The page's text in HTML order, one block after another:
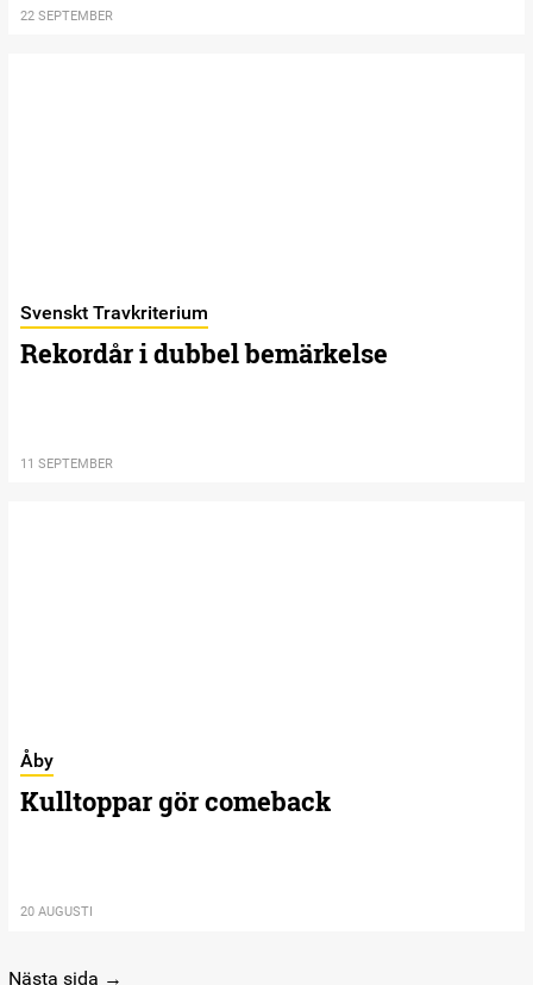
22 SEPTEMBER
Svenskt Travkriterium
Rekordår i dubbel bemärkelse
11 SEPTEMBER
Åby
Kulltoppar gör comeback
20 AUGUSTI
Nästa sida →